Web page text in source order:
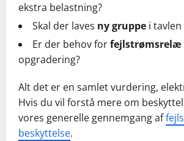
ekstra belastning?
Skal der laves ny gruppe i
Er der behov forfejlstrømsrelæ
opgradering?
Alt det er en samlet vurdering,
Hvis du vil forstå mere om
vores generelle gennemgang af
beskyttelse.